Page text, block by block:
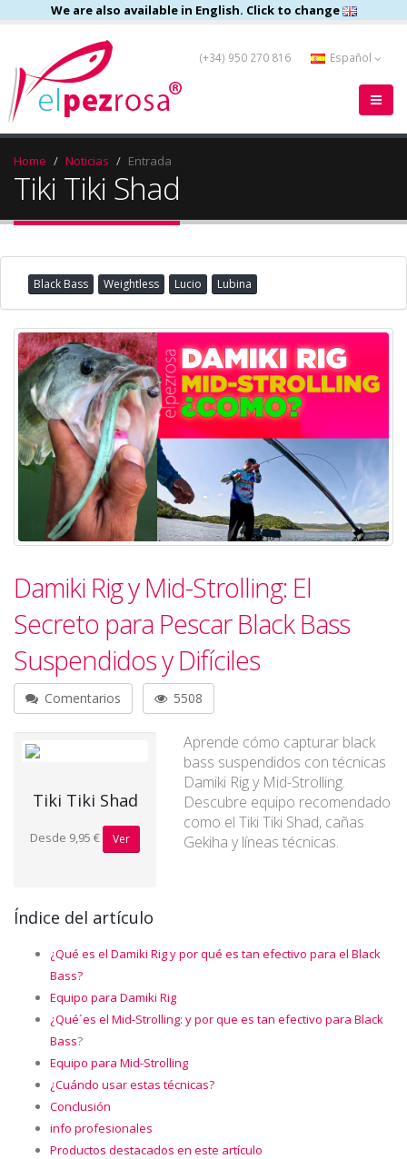
We are also available in English. Click to change
(+34) 950 270 816 Español
Home Noticias Entrada
Tiki Tiki Shad
Black Bass Weightless Lucio Lubina
Damiki Rig y Mid-Strolling: El
Secreto para Pescar Black Bass
Suspendidos y Difíciles
Comentarios 5508
Tiki Tiki Shad
Desde 9,95 € Ver
Aprende cómo capturar black
bass suspendidos con técnicas
Damiki Rig y Mid-Strolling.
Descubre equipo recomendado
como el Tiki Tiki Shad, cañas
Gekiha y líneas técnicas.
Índice del artículo
¿Qué es el Damiki Rig y por qué es tan efectivo para el Black
Bass?
Equipo para Damiki Rig
¿Qué´es el Mid-Strolling: y por que es tan efectivo para Black
Bass?
Equipo para Mid-Strolling
¿Cuándo usar estas técnicas?
Conclusión
info profesionales
Productos destacados en este artículo